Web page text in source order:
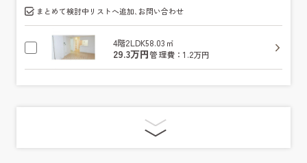
まとめて検討中リストへ追加､お問い合わせ
4階2LDK58.03㎡
29.3万円管理費：1.2万円